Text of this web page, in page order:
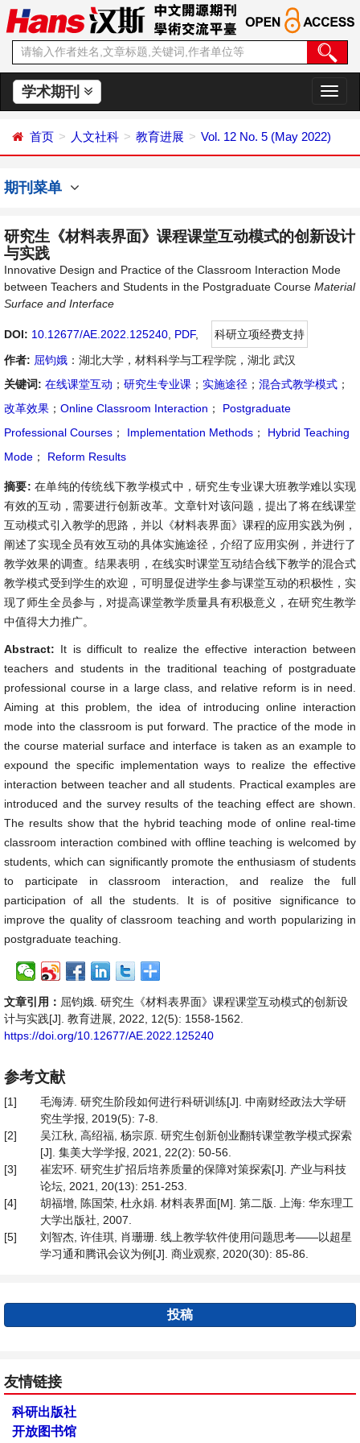
学术期刊
切
换
航
首页 人文社科 教育进展 Vol. 12 No. 5 (May 2022)
期刊菜单
研究生《材料表界面》课程课堂互动模式的创新设计
与实践
Innovative Design and Practice of the Classroom Interaction Mode
between Teachers and Students in the Postgraduate Course Material
Surface and Interface
DOI: 10.12677/AE.2022.125240 PDF,
科研立项经费支持
作者: 屈钧娥 ：湖北大学，材料科学与工程学院，湖北 武汉
关键词: 在线课堂互动 ； 研究生专业课 ； 实施途径 ； 混合式教学模式 ；
改革效果 ； Online Classroom Interaction ；
Postgraduate
Professional Courses ； Implementation Methods ；
Hybrid Teaching
Mode ； Reform Results
摘要: 在单纯的传统线下教学模式中，研究生专业课大班教学难以实现
有效的互动，需要进行创新改革。文章针对该问题，提出了将在线课堂
互动模式引入教学的思路，并以《材料表界面》课程的应用实践为例，
阐述了实现全员有效互动的具体实施途径，介绍了应用实例，并进行了
教学效果的调查。结果表明，在线实时课堂互动结合线下教学的混合式
教学模式受到学生的欢迎，可明显促进学生参与课堂互动的积极性，实
现了师生全员参与，对提高课堂教学质量具有积极意义，在研究生教学
中值得大力推广。
Abstract: It is difficult to realize the effective interaction between
teachers and students in the traditional teaching of postgraduate
professional course in a large class, and relative reform is in need.
Aiming at this problem, the idea of introducing online interaction
mode into the classroom is put forward. The practice of the mode in
the course material surface and interface is taken as an example to
expound the specific implementation ways to realize the effective
interaction between teacher and all students. Practical examples are
introduced and the survey results of the teaching effect are shown.
The results show that the hybrid teaching mode of online real-time
classroom interaction combined with offline teaching is welcomed by
students, which can significantly promote the enthusiasm of students
to participate in classroom interaction, and realize the full
participation of all the students. It is of positive significance to
improve the quality of classroom teaching and worth popularizing in
postgraduate teaching.
文章引用： 屈钧娥. 研究生《材料表界面》课程课堂互动模式的创新设
计与实践[J]. 教育进展, 2022, 12(5): 1558-1562.
https://doi.org/10.12677/AE.2022.125240
参考文献
[1]
毛海涛. 研究生阶段如何进行科研训练[J]. 中南财经政法大学研
究生学报, 2019(5): 7-8.
[2]
吴江秋, 高绍福, 杨宗原. 研究生创新创业翻转课堂教学模式探索
[J]. 集美大学学报, 2021, 22(2): 50-56.
[3]
崔宏环. 研究生扩招后培养质量的保障对策探索[J]. 产业与科技
论坛, 2021, 20(13): 251-253.
[4]
胡福增, 陈国荣, 杜永娟. 材料表界面[M]. 第二版. 上海: 华东理工
大学出版社, 2007.
[5]
刘智杰, 许佳琪, 肖珊珊. 线上教学软件使用问题思考——以超星
学习通和腾讯会议为例[J]. 商业观察, 2020(30): 85-86.
投稿
友情链接
科研出版社
开放图书馆